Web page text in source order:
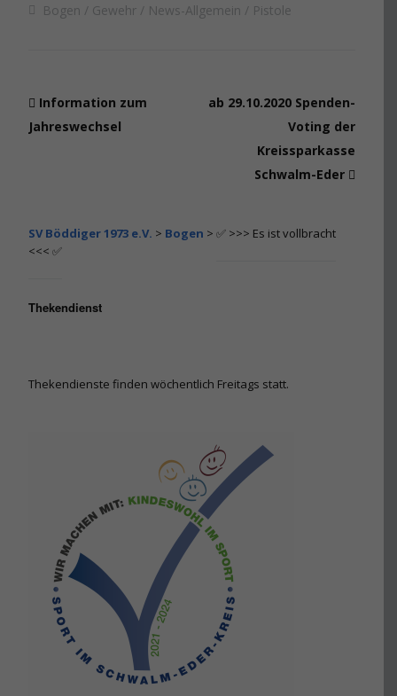
Bogen Gewehr News-Allgemein Pistole
Information zum
Jahreswechsel
ab 29.10.2020 Spenden-
Voting der
Kreissparkasse
Schwalm-Eder
SV Böddiger 1973 e.V. > Bogen > ✅ >>> Es ist vollbracht
<<< ✅
Thekendienst
Thekendienste finden wöchentlich Freitags statt.